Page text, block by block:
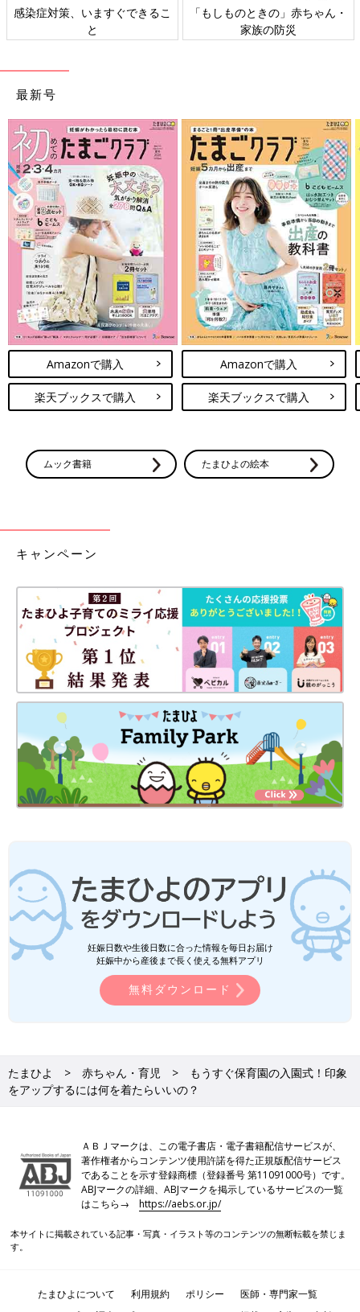
感染症対策、いますぐできるこ
と
「もしものときの」赤ちゃん・
家族の防災
最新号
Amazonで購入
楽天ブックスで購入
Amazonで購入
楽天ブックスで購入
ムック書籍 たまひよの絵本
キャンペーン
妊娠日数や生後日数に合った情報を毎日お届け
妊娠中から産後まで長く使える無料アプリ
無料ダウンロード
たまひよ 赤ちゃん・育児
もうすぐ保育園の入園式！印象
をアップするには何を着たらいいの？
ＡＢＪマークは、この電子書店・電子書籍配信サービスが、
著作権者からコンテンツ使用許諾を得た正規版配信サービス
であることを示す登録商標（登録番号 第11091000号）です。
ABJマークの詳細、ABJマークを掲示しているサービスの一覧
はこちら→https://aebs.or.jp/
本サイトに掲載されている記事・写真・イラスト等のコンテンツの無断転載を禁じま
す。
たまひよについて 利用規約 ポリシー
医師・専門家一覧